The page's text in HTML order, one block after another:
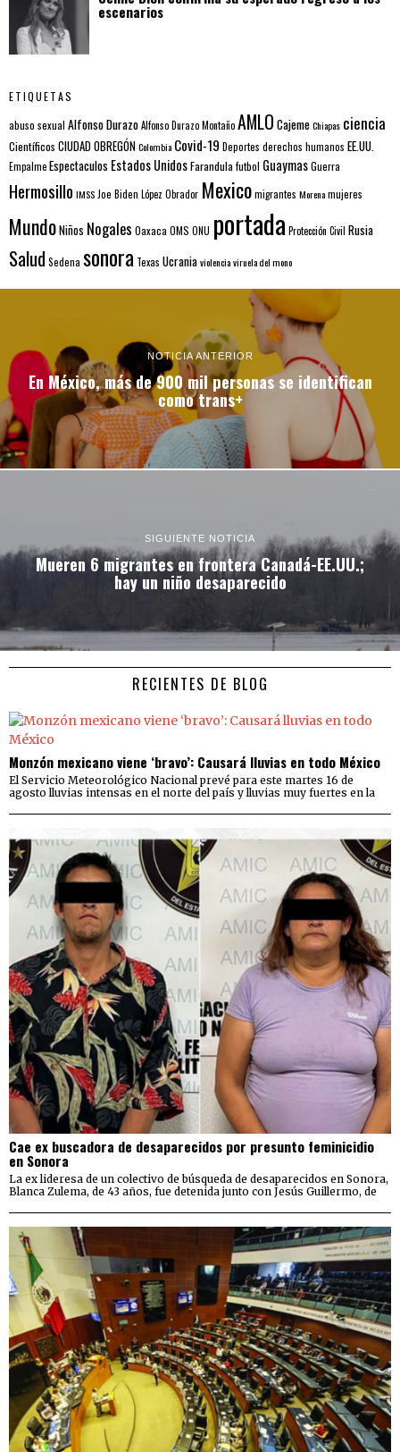
escenarios
ETIQUETAS
abuso sexual Alfonso DurazoAlfonso Durazo MontañoAMLO CajemeChiapas ciencia
Científicos CIUDAD OBREGÓNColombia Covid-19 Deportes derechos humanos EE.UU.
EmpalmeEspectaculos Estados UnidosFarandula futbol GuaymasGuerra
Hermosillo IMSS Joe Biden López Obrador Mexicomigrantes Morenamujeres
MundoNiños Nogales Oaxaca OMS ONU portada Protección Civil Rusia
Salud Sedena sonora Texas Ucraniaviolenciaviruela del mono
NOTICIA ANTERIOR
En México, más de 900 mil personas se identifican
como trans+
SIGUIENTE NOTICIA
Mueren 6 migrantes en frontera Canadá-EE.UU.;
hay un niño desaparecido
RECIENTES DE BLOG
Monzón mexicano viene ‘bravo’: Causará lluvias en todo México
El Servicio Meteorológico Nacional prevé para este martes 16 de
agosto lluvias intensas en el norte del país y lluvias muy fuertes en la
Cae ex buscadora de desaparecidos por presunto feminicidio
en Sonora
La ex lideresa de un colectivo de búsqueda de desaparecidos en Sonora,
Blanca Zulema, de 43 años, fue detenida junto con Jesús Guillermo, de